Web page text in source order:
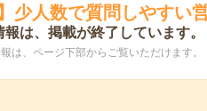
少人数で質問しやすい
は、掲載が終了しています。
は、ページ下部からご覧いただけます。